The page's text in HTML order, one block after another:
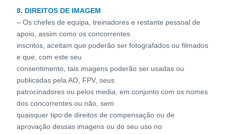
8. DIREITOS DE IMAGEM
– Os chefes de equipa, treinadores e restante pessoal de
apoio, assim como os concorrentes
inscritos, aceitam que poderão ser fotografados ou filmados
e que, com este seu
consentimento, tais imagens poderão ser usadas ou
publicadas pela AO, FPV, seus
patrocinadores ou pelos media, em conjunto com os nomes
dos concorrentes ou não, sem
quaisquer tipo de direitos de compensação ou de
aprovação dessas imagens ou do seu uso no